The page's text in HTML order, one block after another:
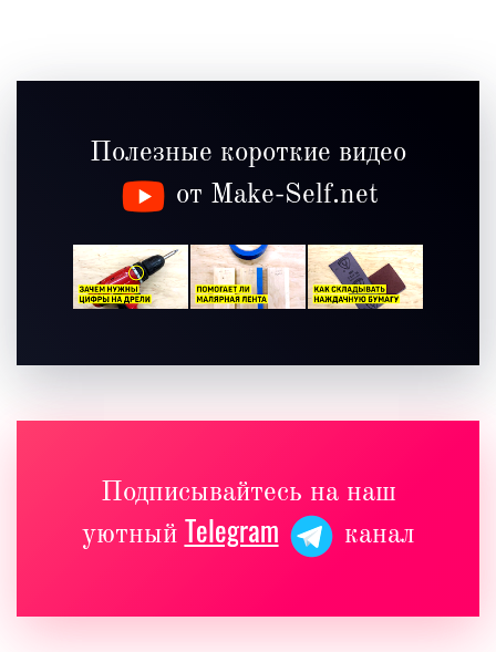
Полезные короткие видео
от Make-Self.net
Подписывайтесь на наш
уютный Telegram канал